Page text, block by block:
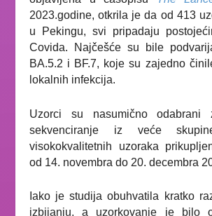
2023.godine, otkrila je da od 413
u Pekingu, svi pripadaju
Covida. Najčešće su bile
BA.5.2 i BF.7, koje su zajedno
lokalnih infekcija.
Uzorci su nasumično odabrani
sekvenciranje iz veće
visokokvalitetnih uzoraka
od 14. novembra do 20. decembra
Iako je studija obuhvatila kratko
izbijanju, a uzorkovanje je bilo